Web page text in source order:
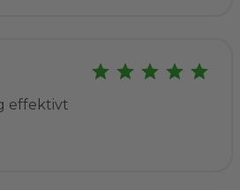
effektivt